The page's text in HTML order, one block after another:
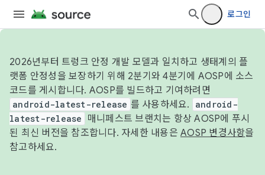
로그인
2026년부터 트렁크 안정 개발 모델과 일치하고 생태계의 플
랫폼 안정성을 보장하기 위해 2분기와 4분기에 AOSP에 소스
코드를 게시합니다. AOSP를 빌드하고 기여하려면
android-latest-release 를 사용하세요.
android-
latest-release
매니페스트 브랜치는 항상 AOSP에 푸시
된 최신 버전을 참조합니다. 자세한 내용은 AOSP 변경사항을
참고하세요.